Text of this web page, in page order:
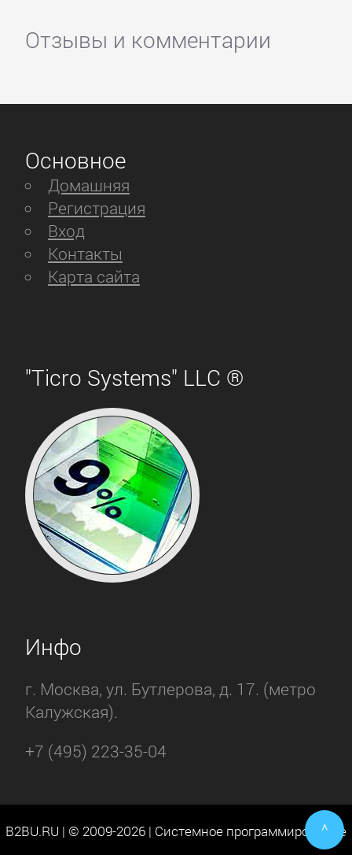
Отзывы и комментарии
Основное
Домашняя
Регистрация
Вход
Контакты
Карта сайта
"Ticro Systems" LLC ®
Инфо
г. Москва, ул. Бутлерова, д. 17. (метро
Калужская).
+7 (495) 223-35-04
B2BU.RU | © 2009-2026 | Системное программирование
^